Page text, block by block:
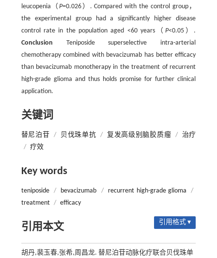
leucopenia（P=0.026）. Compared with the control group，
the experimental group had a significantly higher disease
control rate in the population aged <60 years（ P<0.05）.
Conclusion Teniposide superselective intra-arterial
chemotherapy combined with bevacizumab has better efficacy
than bevacizumab monotherapy in the treatment of recurrent
high-grade glioma and thus holds promise for further clinical
application.
关键词
替尼泊苷 / 贝伐珠单抗 / 复发高级别脑胶质瘤 / 治疗
/ 疗效
Key words
teniposide / bevacizumab / recurrent high-grade glioma
/
treatment / efficacy
引用本文 引用格式 ▾
胡丹,裴玉春,张希,周昌龙. 替尼泊苷动脉化疗联合贝伐珠单